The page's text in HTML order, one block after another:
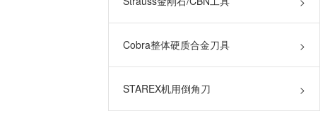
Cobra整体硬质合金刀具 >
STAREX机用倒角刀 >